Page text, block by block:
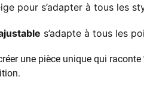
pour s’adapter à tous les
s’adapte à tous les
une pièce unique qui raconte